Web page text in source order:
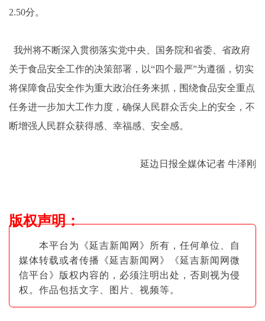
2.50分。
我州将不断深入贯彻落实党中央、国务院和省委、省政府
关于食品安全工作的决策部署，以“四个最严”为遵循，切实
将保障食品安全作为重大政治任务来抓，围绕食品安全重点
任务进一步加大工作力度，确保人民群众舌尖上的安全，不
断增强人民群众获得感、幸福感、安全感。
延边日报全媒体记者 牛泽刚
版权声明：
本平台为《延吉新闻网》所有，任何单位、自
媒体转载或者传播《延吉新闻网》《延吉新闻网微
信平台》版权内容的，必须注明出处，否则视为侵
权。作品包括文字、图片 、视频等。